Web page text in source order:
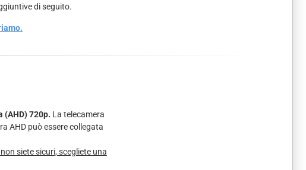
di seguito.
(AHD) 720p. La telecamera
AHD può essere collegata
siete sicuri, scegliete una